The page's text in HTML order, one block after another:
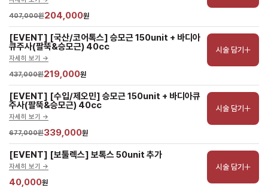
407,000원204,000원
[EVENT] [국산/코어톡스] 승모근 150unit + 바디아
큐주사(팔뚝&승모근) 40cc
자세히 보기 ->
437,000원219,000원
시술 담기
[EVENT] [수입/제오민] 승모근 150unit + 바디아큐
주사(팔뚝&승모근) 40cc
자세히 보기 ->
677,000원339,000원
시술 담기
[EVENT] [보툴렉스] 보톡스 50unit 추가
자세히 보기 ->
40,000원
시술 담기